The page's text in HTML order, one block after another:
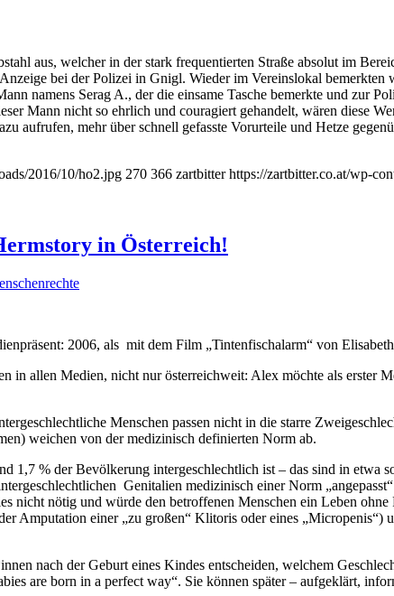
aus, welcher in der stark frequentierten Straße absolut im
bei der Polizei in Gnigl. Wieder im Vereinslokal
namens Serag A., der die einsame Tasche bemerkte und zur
Mann nicht so ehrlich und couragiert gehandelt, wären diese
aufrufen, mehr über schnell gefasste Vorurteile und Hetze
2016/10/ho2.jpg 270 366 zartbitter https://zartbitter.co.at/wp-
in Österreich!
2006, als mit dem Film „Tintenfischalarm“ von
in allen Medien, nicht nur österreichweit: Alex möchte als erster
Menschen passen nicht in die starre
weichen von der medizinisch definierten Norm ab.
1,7 % der Bevölkerung intergeschlechtlich ist – das sind in
Genitalien medizinisch einer Norm
nicht nötig und würde den betroffenen Menschen ein Leben
Amputation einer „zu großen“ Klitoris oder eines
nach der Geburt eines Kindes entscheiden, welchem
are born in a perfect way“. Sie können später – aufgeklärt,